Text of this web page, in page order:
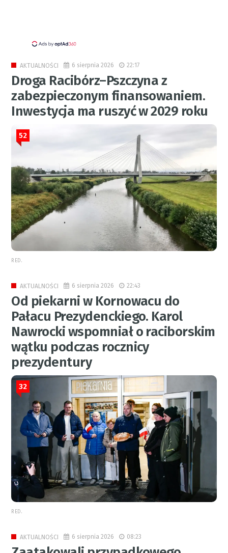
AKTUALNOŚCI 6 sierpnia 2026 22:17
Droga Racibórz–Pszczyna z
zabezpieczonym finansowaniem.
Inwestycja ma ruszyć w 2029 roku
52
RED.
AKTUALNOŚCI 6 sierpnia 2026 22:43
Od piekarni w Kornowacu do
Pałacu Prezydenckiego. Karol
Nawrocki wspomniał o raciborskim
wątku podczas rocznicy
prezydentury
32
RED.
AKTUALNOŚCI 6 sierpnia 2026 08:23